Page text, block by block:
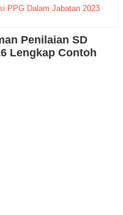
PPG Dalam Jabatan 2023
Penilaian SD
Lengkap Contoh